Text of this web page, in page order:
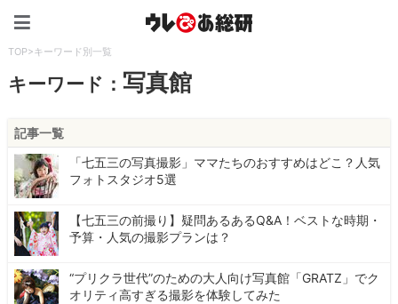
TOP>キーワード別一覧
キーワード： 写真館
記事一覧
「七五三の写真撮影」ママたちのおすすめはどこ？人気
フォトスタジオ5選
【七五三の前撮り】疑問あるあるQ&A！ベストな時期・
予算・人気の撮影プランは？
“プリクラ世代”のための大人向け写真館「GRATZ」でク
オリティ高すぎる撮影を体験してみた